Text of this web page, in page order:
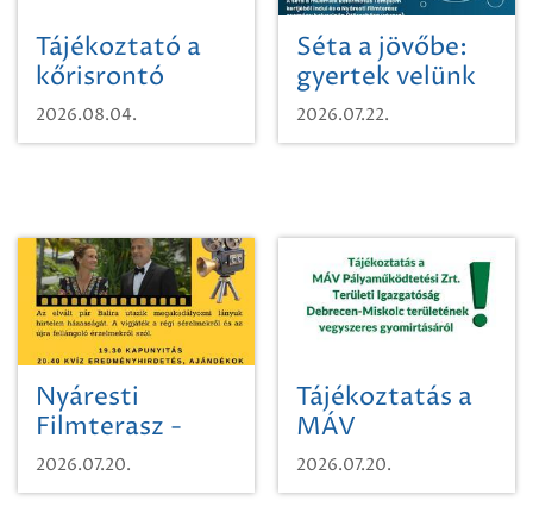
Tájékoztató a
kőrisrontó
karcsúdíszbogárról
2026.08.04.
Séta a jövőbe:
gyertek velünk
egy városi
időutazásra!
2026.07.22.
Nyáresti
Filmterasz -
Beugró a
Paradicsomba
2026.07.20.
Tájékoztatás a
MÁV
Pályaműködtetési
Zrt. Területi
2026.07.20.